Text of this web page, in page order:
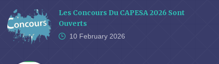
Les Concours Du CAPESA 2026 Sont
Ouverts
10 February 2026